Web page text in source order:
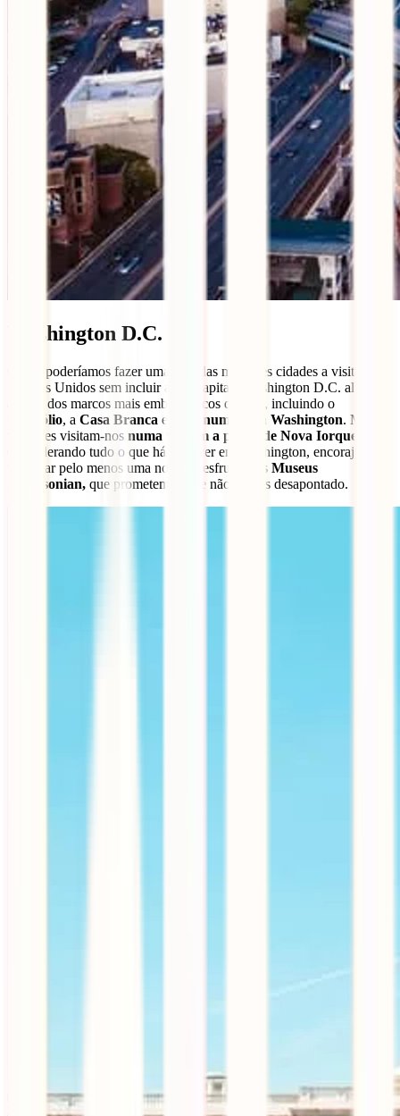
Washington D.C.
Como poderíamos fazer uma lista das melhores cidades a visitar nos
Estados Unidos sem incluir a sua capital? Washington D.C. alberga
alguns dos marcos mais emblemáticos do país, incluindo o
Capitólio, a Casa Branca e o Monumento a Washington. Muitos
viajantes visitam-nos numa viagem a partir de Nova Iorque
Considerando tudo o que há para ver em Washington, encorajamos-
te a ficar pelo menos uma noite e desfrutar dos Museus
Smithsonian, que prometemos que não ficarás desapontado.